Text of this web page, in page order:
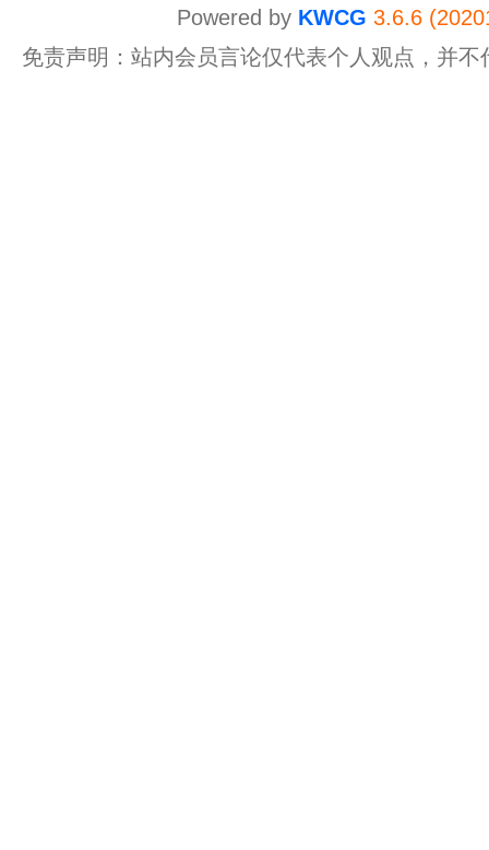
Powered by KWCG 3.6.6
免责声明：站内会员言论仅代表个人观点，并